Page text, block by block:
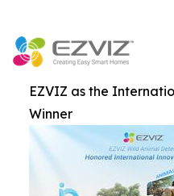
EZVIZ as the
Winner